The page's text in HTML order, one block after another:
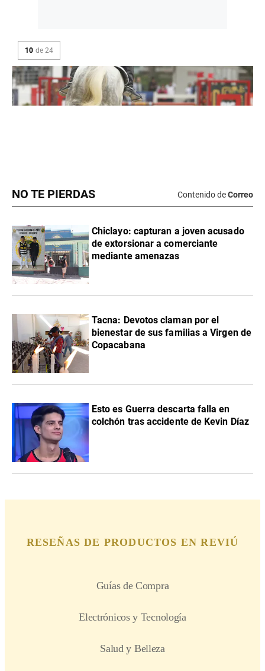
NO TE PIERDAS Contenido deCorreo
Chiclayo: capturan a joven acusado
de extorsionar a comerciante
mediante amenazas
Tacna: Devotos claman por el
bienestar de sus familias a Virgen de
Copacabana
Esto es Guerra descarta falla en
colchón tras accidente de Kevin Díaz